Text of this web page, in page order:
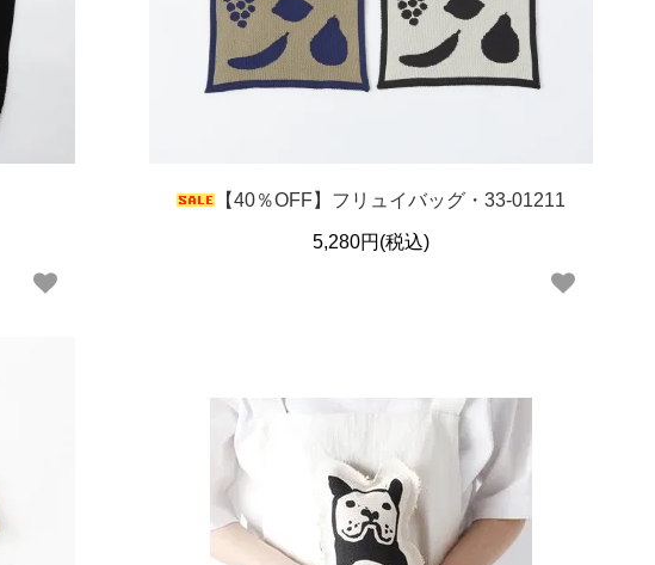
【40％OFF】フリュイバッグ・33-01211
5,280円(税込)